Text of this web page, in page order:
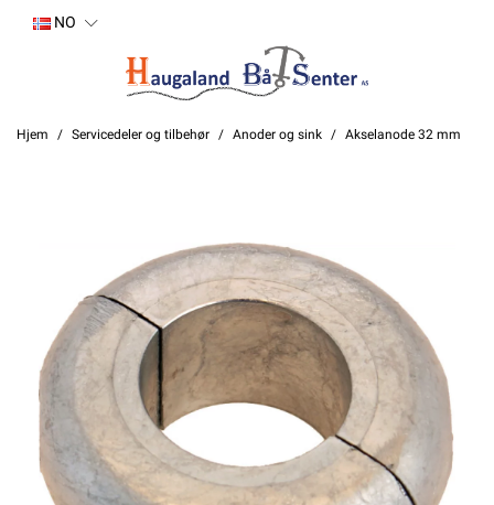
NO
Hjem Servicedeler og tilbehør Anoder og sink Akselanode 32 mm